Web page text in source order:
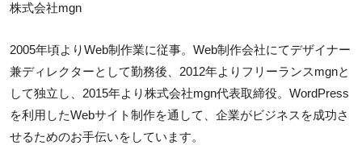
株式会社mgn
2005年頃よりWeb制作業に従事。Web制作会社にてデザイナー
兼ディレクターとして勤務後、2012年よりフリーランスmgnと
して独立し、2015年より株式会社mgn代表取締役。WordPress
を利用したWebサイト制作を通して、企業がビジネスを成功さ
せるためのお手伝いをしています。